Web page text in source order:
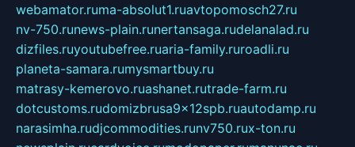
webamator.ruma-absolut1.ruavtopomosch27.ru
nv-750.runews-plain.runertansaga.rudelanalad.ru
dizfiles.ruyoutubefree.ruaria-family.ruroadli.ru
planeta-samara.rumysmartbuy.ru
matrasy-kemerovo.ruashanet.rutrade-farm.ru
dotcustoms.rudomizbrusa9x12spb.ruautodamp.ru
narasimha.rudjcommodities.runv750.rux-ton.ru